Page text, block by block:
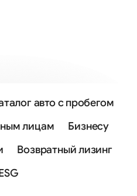
авто с пробегом
лицам
Бизнесу
Возвратный лизинг